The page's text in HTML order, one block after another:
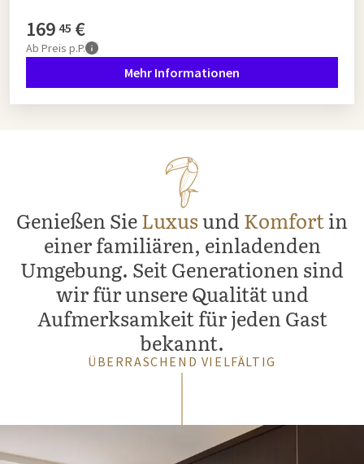
169 45 €
Ab Preis p.P.
Mehr Informationen
Genießen SieLuxusund Komfortin
einer familiären, einladenden
Umgebung. Seit Generationen sind
wir für unsere Qualität und
Aufmerksamkeit für jeden Gast
bekannt.
ÜBERRASCHEND VIELFÄLTIG